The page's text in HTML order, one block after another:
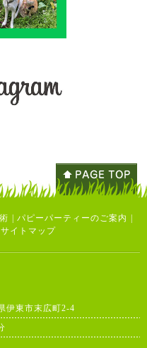
| パピーパーティーのご案内 |
サイトマップ
伊東市末広町2-4